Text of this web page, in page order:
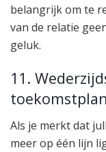
belangrijk om te
van de relatie
geluk.
11.
Als je merkt dat
meer op één lijn